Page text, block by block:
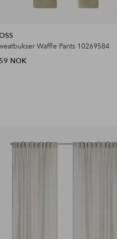
Waffle Pants 10269584
NOK